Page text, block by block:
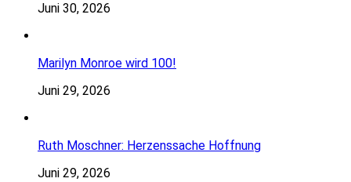
Juni 30, 2026
Marilyn Monroe wird 100!
Juni 29, 2026
Ruth Moschner: Herzenssache Hoffnung
Juni 29, 2026